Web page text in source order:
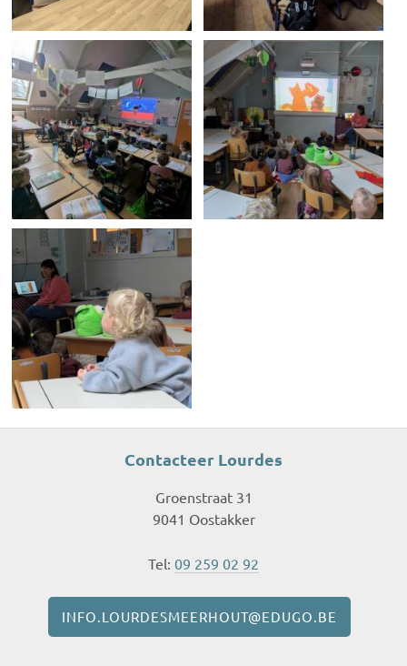
Contacteer Lourdes
Groenstraat 31
9041 Oostakker
Tel: 09 259 02 92
INFO.LOURDESMEERHOUT@EDUGO.BE